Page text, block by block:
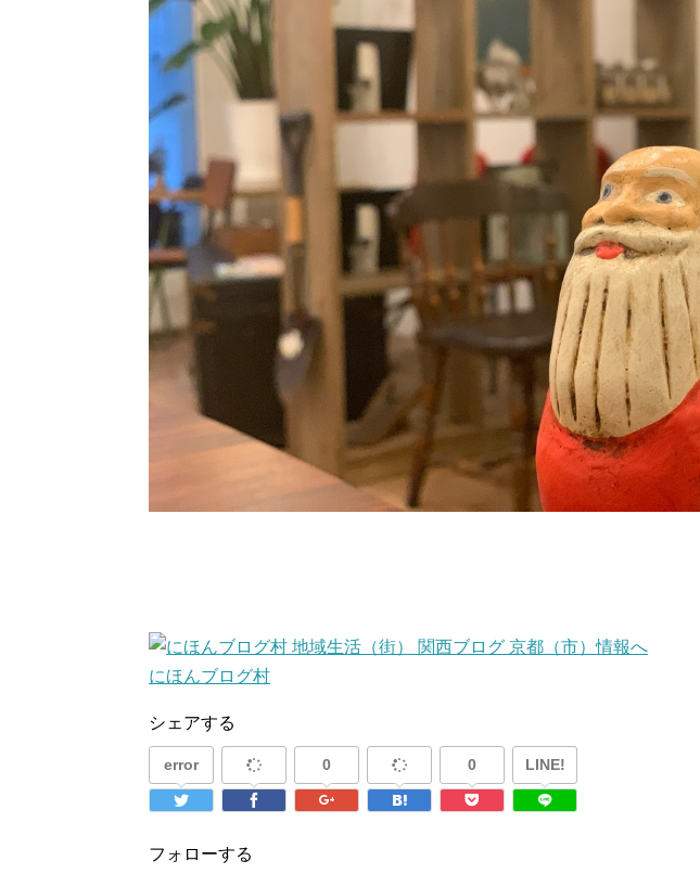
にほんブログ村
シェアする
error 0 0 LINE!
フォローする